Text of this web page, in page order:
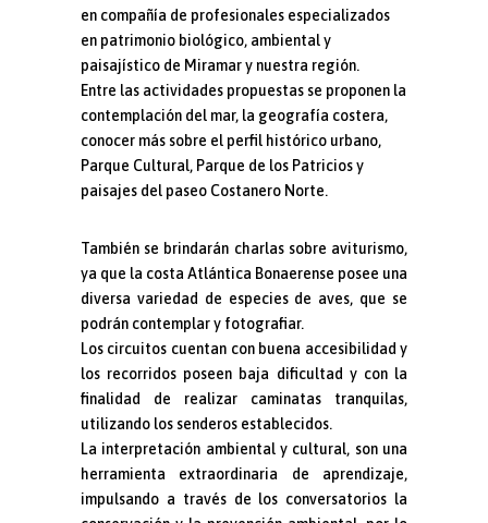
en compañía de profesionales especializados
en patrimonio biológico, ambiental y
paisajístico de Miramar y nuestra región.
Entre las actividades propuestas se proponen la
contemplación del mar, la geografía costera,
conocer más sobre el perfil histórico urbano,
Parque Cultural, Parque de los Patricios y
paisajes del paseo Costanero Norte.
También se brindarán charlas sobre aviturismo,
ya que la costa Atlántica Bonaerense posee una
diversa variedad de especies de aves, que se
podrán contemplar y fotografiar.
Los circuitos cuentan con buena accesibilidad y
los recorridos poseen baja dificultad y con la
finalidad de realizar caminatas tranquilas,
utilizando los senderos establecidos.
La interpretación ambiental y cultural, son una
herramienta extraordinaria de aprendizaje,
impulsando a través de los conversatorios la